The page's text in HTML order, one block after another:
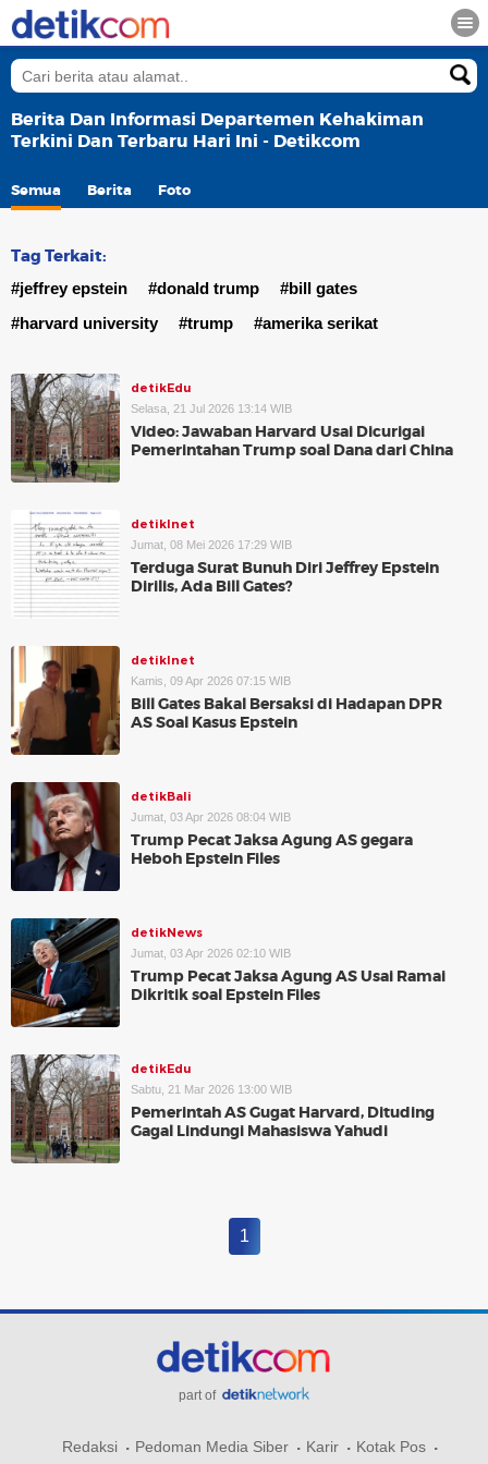
Berita Dan Informasi Departemen Kehakiman
Terkini Dan Terbaru Hari Ini - Detikcom
Semua Berita Foto
Tag Terkait:
#jeffrey epstein #donald trump
#bill gates
#harvard university
#trump #amerika serikat
detikEdu
Selasa, 21 Jul 2026 13:14 WIB
Video: Jawaban Harvard Usai Dicurigai
Pemerintahan Trump soal Dana dari China
detikInet
Jumat, 08 Mei 2026 17:29 WIB
Terduga Surat Bunuh Diri Jeffrey Epstein
Dirilis, Ada Bill Gates?
detikInet
Kamis, 09 Apr 2026 07:15 WIB
Bill Gates Bakal Bersaksi di Hadapan DPR
AS Soal Kasus Epstein
detikBali
Jumat, 03 Apr 2026 08:04 WIB
Trump Pecat Jaksa Agung AS gegara
Heboh Epstein Files
detikNews
Jumat, 03 Apr 2026 02:10 WIB
Trump Pecat Jaksa Agung AS Usai Ramai
Dikritik soal Epstein Files
detikEdu
Sabtu, 21 Mar 2026 13:00 WIB
Pemerintah AS Gugat Harvard, Dituding
Gagal Lindungi Mahasiswa Yahudi
1
part of
Redaksi Pedoman Media Siber Karir Kotak Pos